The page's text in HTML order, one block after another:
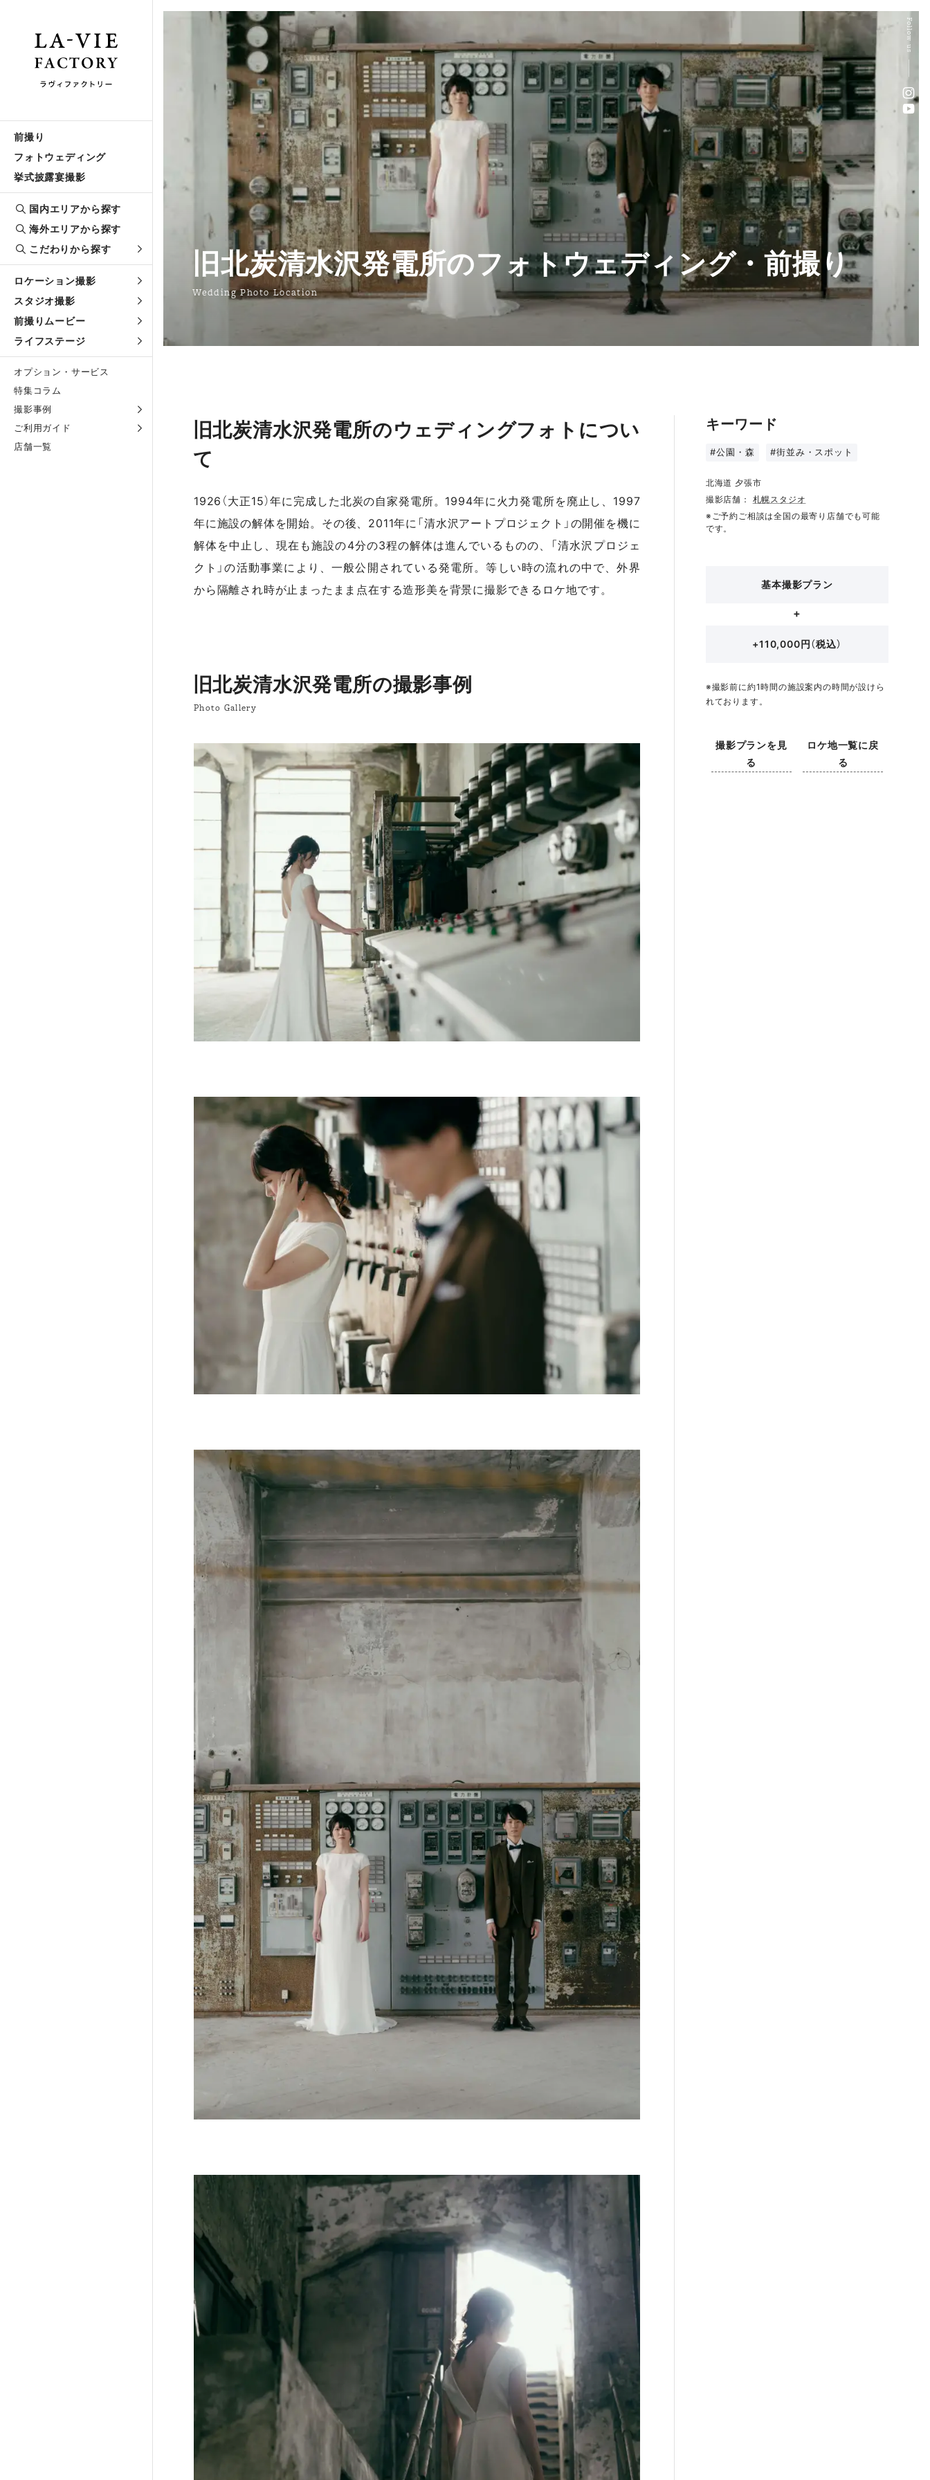
前撮り
フォトウェディング
挙式披露宴撮影
国内エリアから探す
海外エリアから探す
こだわりから探す
ロケーション撮影
スタジオ撮影
前撮りムービー
ライフステージ
オプション・サービス
特集コラム
撮影事例
ご利用ガイド
店舗一覧
旧北炭清水沢発電所のフォトウェディング・前撮り
Wedding Photo Location
Follow us
旧北炭清水沢発電所のウェディングフォトについ
て
1926（大正15）年に完成した北炭の自家発電所。1994年に火力発電所を廃止し、1997
年に施設の解体を開始。その後、2011年に「清水沢アートプロジェクト」の開催を機に
解体を中止し、現在も施設の4分の3程の解体は進んでいるものの、「清水沢プロジェ
クト」の活動事業により、一般公開されている発電所。等しい時の流れの中で、外界
から隔離され時が止まったまま点在する造形美を背景に撮影できるロケ地です。
旧北炭清水沢発電所の撮影事例
Photo Gallery
キーワード
#公園・森 #街並み・スポット
北海道 夕張市
撮影店舗： 札幌スタジオ
※ご予約ご相談は全国の最寄り店舗でも可能
です。
基本撮影プラン
+110,000円（税込）
※撮影前に約1時間の施設案内の時間が設けら
れております。
撮影プランを見
る
ロケ地一覧に戻
る